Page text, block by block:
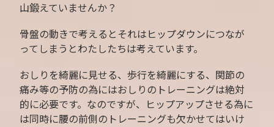
山鍛えていませんか？
骨盤の動きで考えるとそれはヒップダウンにつなが
ってしまうとわたしたちは考えています。
おしりを綺麗に見せる、歩行を綺麗にする、関節の
痛み等の予防の為にはおしりのトレーニングは絶対
的に必要です。なのですが、ヒップアップさせる為に
は同時に腰の前側のトレーニングも欠かせてはいけ